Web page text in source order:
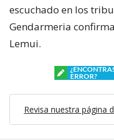
escuchado en los
Gendarmeria
Lemui.
ERROR?
Revisa nuestra página